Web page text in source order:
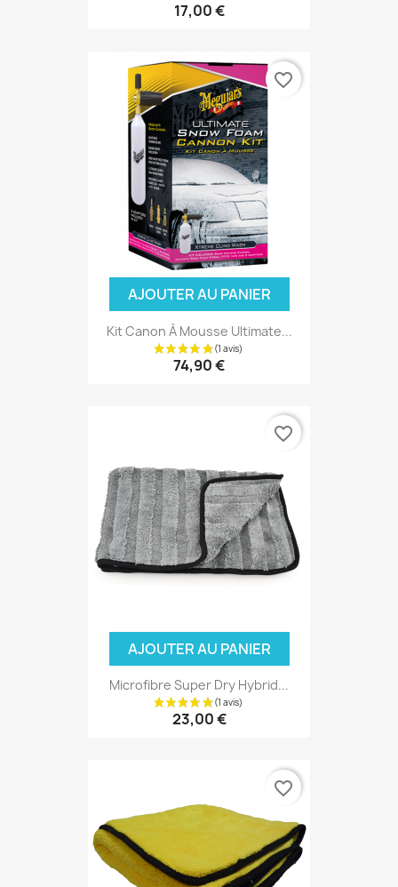
17,00 €
AJOUTER AU PANIER
Kit Canon À Mousse Ultimate...
74,90 €
favorite_border
AJOUTER AU PANIER
Microfibre Super Dry Hybrid...
23,00 €
favorite_border
favorite_border